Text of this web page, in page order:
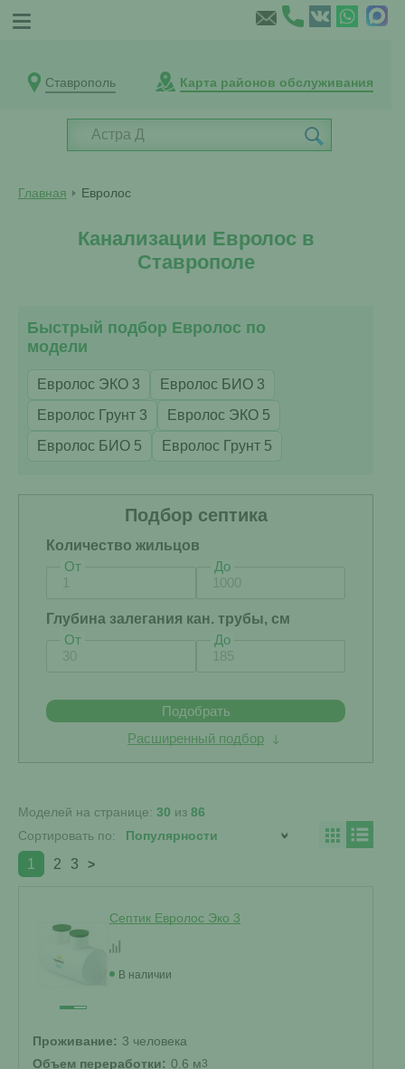
Ставрополь Карта районов обслуживания
Главная Евролос
Канализации Евролос в
Ставрополе
Быстрый подбор Евролос по
модели
Евролос ЭКО 3
Евролос БИО 3
Евролос Грунт 3
Евролос ЭКО 5
Евролос БИО 5
Евролос Грунт 5
Подбор септика
Количество жильцов
От
До
Глубина залегания кан. трубы, см
От
До
Подобрать
Расширенный подбор
Моделей на странице: 30 из 86
Сортировать по:
1 2 3 >
Септик Евролос Эко 3
В наличии
Проживание: 3 человека
Объем переработки: 0.6 м3